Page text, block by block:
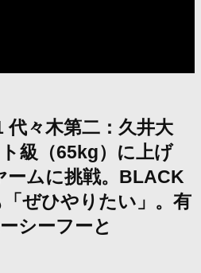
代々木第二：久井大
級（65kg）に上げ
ームに挑戦。BLACK
ぜひやりたい」。有
シーフーと